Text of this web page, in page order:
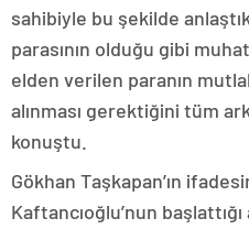
sahibiyle bu şekilde
parasının olduğu gibi
elden verilen paranın
alınması gerektiğini tüm
konuştu.
Gökhan Taşkapan’ın
Kaftancıoğlu’nun